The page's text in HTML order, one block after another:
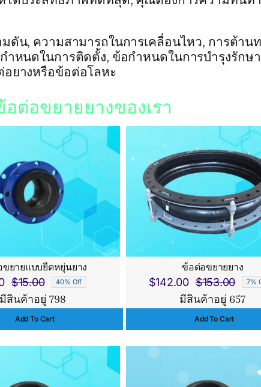
น, ความสามารถในการเคลื่อนไหว, การต้าน
หนดในการติดตั้ง, ข้อกำหนดในการบำรุงรักษ
ยางหรือข้อต่อโลหะ
อขยายยางของเรา
ยายแบบยืดหยุ่นยาง
$15.00
Original
price
was:
Current
price
is:
40% Off
มีสินค้าอยู่ 798
Add To Cart
ข้อต่อขยายยาง
$153.00
price
$142.00
price
7%
มีสินค้าอยู่ 657
Add To Cart